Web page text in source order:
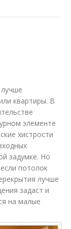
квартиры. В
элементе
хистрости
задумке. Но
потолок
лучше
задаст и
на малые